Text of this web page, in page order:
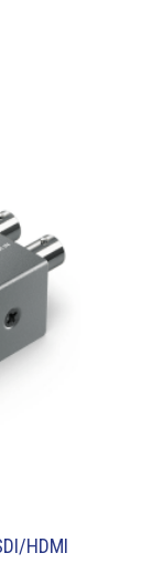
HDMI